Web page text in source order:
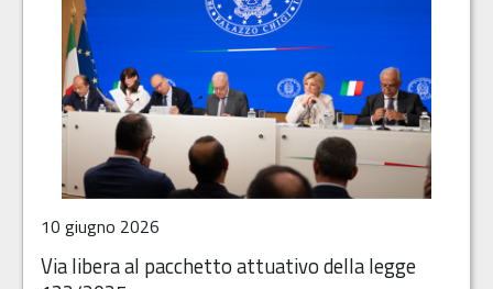
10 giugno 2026
Via libera al pacchetto attuativo della legge